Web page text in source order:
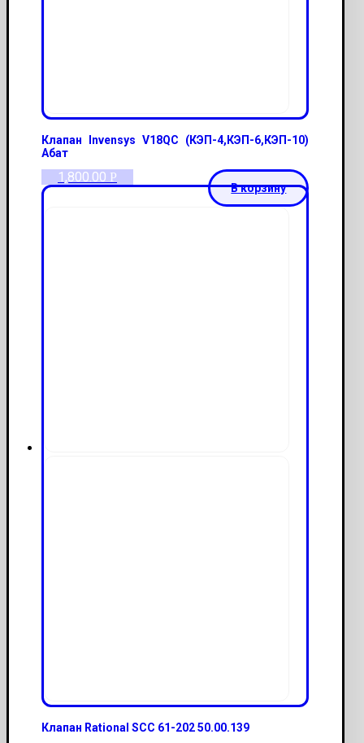
Клапан Invensys V18QC (КЭП-4,КЭП-6,КЭП-10)
Абат
1,800.00 Р
В корзину
Клапан Rational SCC 61-202 50.00.139